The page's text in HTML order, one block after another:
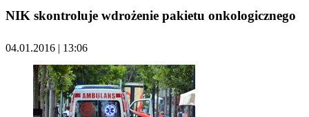
NIK skontroluje wdrożenie pakietu onkologicznego
04.01.2016 | 13:06